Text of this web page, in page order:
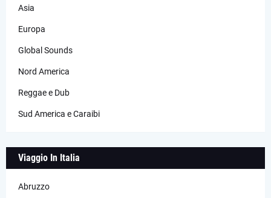
Asia
Europa
Global Sounds
Nord America
Reggae e Dub
Sud America e Caraibi
Viaggio In Italia
Abruzzo